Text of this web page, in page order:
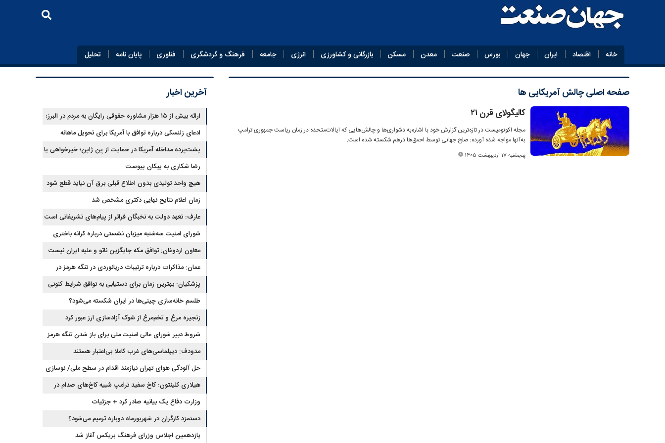
خانه اقتصاد ایران جهان بورس صنعت معدن مسکن بازرگانی و کشاورزی انرژی جامعه فرهنگ و گردشگری فناوری پایان‌ نامه تحلیل
صفحه اصلیچالش آمریکایی ها
کالیگولای قرن ۲۱
مجله اکونومیست در تازه‌ترین گزارش خود با اشاره‌به دشواری‌ها و چالش‌هایی که ایالات‌متحده در زمان ریاست جمهوری ترامپ
به‌آنها مواجه شده آورده: صلح جهانی توسط احمق‌ها درهم شکسته شده است.
پنجشنبه 17 اردیبهشت 1405
آخرین اخبار
ارائه بیش از ۱۵ هزار مشاوره حقوقی رایگان به مردم در البرز؛
هشدار به فعالیت وکیل بلاگرها
ادعای زلنسکی درباره توافق با آمریکا برای تحویل ماهانه
موشک‌های رهگیر
پشت‌پرده مداخله آمریکا در حمایت از یِن ژاپن؛ خیرخواهی یا
خودخواهی؟
رضا شکاری به پیکان پیوست
هیچ واحد تولیدی بدون اطلاع قبلی برق آن نیاید قطع شود
زمان اعلام نتایج نهایی دکتری مشخص شد
عارف: تعهد دولت به نخبگان فراتر از پیام‎‌های تشریفاتی است
شورای امنیت سه‌شنبه میزبان نشستی درباره کرانه باختری
معاون اردوغان: توافق مکه جایگزین ناتو و علیه ایران نیست
عمان: مذاکرات درباره ترتیبات دریانوردی در تنگه هرمز در
فضای مثبت جریان دارد
پزشکیان‌: بهترین زمان برای دستیابی به توافق شرایط کنونی
است
طلسم خانه‌سازی چینی‌ها در ایران شکسته می‌شود؟
زنجیره مرغ و تخم‌مرغ از شوک آزادسازی ارز عبور کرد
شروط دبیر شورای عالی امنیت ملی برای باز شدن تنگه هرمز
مدودف: دیپلماسی‌های غرب کاملا بی‌اعتبار هستند
حل آلودگی هوای تهران نیازمند اقدام در سطح ملی/ نوسازی
حمل‌ونقل و کنترل بارگذاری‌هادراولویت
هیلاری کلینتون: کاخ سفید ترامپ شبیه کاخ‌های صدام در
زمان سقوط است
وزارت دفاع یک بیانیه صادر کرد + جزئیات
دستمزد کارگران در شهریورماه دوباره ترمیم می‌شود؟
یازدهمین اجلاس وزرای فرهنگ بریکس آغاز شد